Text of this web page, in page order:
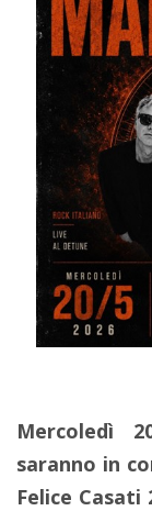
Mercoledì
saranno in
Felice Casati